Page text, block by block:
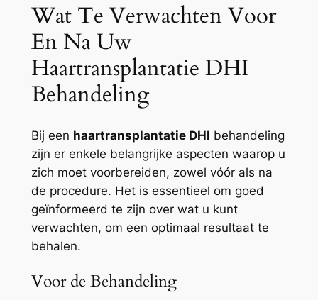
Wat Te Verwachten Voor
En Na Uw
Haartransplantatie DHI
Behandeling
Bij een haartransplantatie DHI behandeling
zijn er enkele belangrijke aspecten waarop u
zich moet voorbereiden, zowel vóór als na
de procedure. Het is essentieel om goed
geïnformeerd te zijn over wat u kunt
verwachten, om een optimaal resultaat te
behalen.
Voor de Behandeling